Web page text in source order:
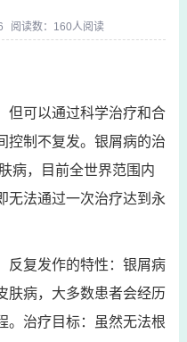
阅读数：160人阅读
但可以通过科学治疗和合
控制不复发。银屑病的治
病，目前全世界范围内
无法通过一次治疗达到永
反复发作的特性：银屑病
肤病，大多数患者会经历
。治疗目标：虽然无法根